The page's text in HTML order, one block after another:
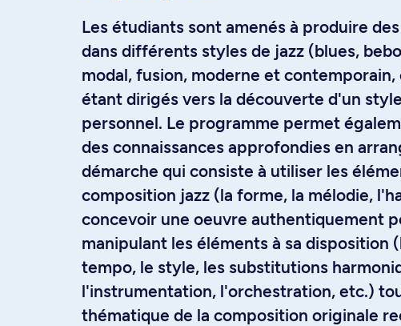
Les étudiants sont amenés à produire
dans différents styles de jazz (blues,
modal, fusion, moderne et
étant dirigés vers la découverte d'un
personnel. Le programme permet
des connaissances approfondies en
démarche qui consiste à utiliser les
composition jazz (la forme, la mélodie,
concevoir une oeuvre authentiquement
manipulant les éléments à sa disposition
tempo, le style, les substitutions
l'instrumentation, l'orchestration, etc.)
thématique de la composition originale